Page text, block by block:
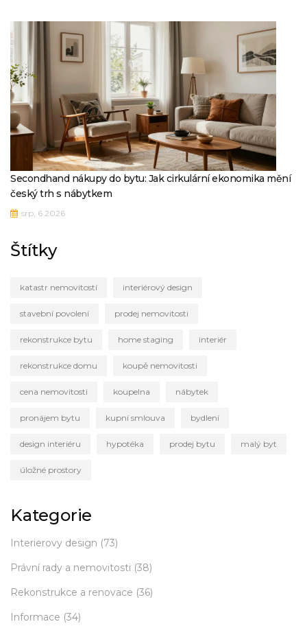
Secondhand nákupy do bytu: Jak cirkulární ekonomika mění
český trh s nábytkem
srp, 6 2026
Štítky
katastr nemovitostí interiérový design
stavební povolení prodej nemovitosti
rekonstrukce bytu home staging interiér
rekonstrukce domu koupě nemovitosti
cena nemovitosti koupelna nábytek
pronájem bytu kupní smlouva bydlení
design interiéru hypotéka prodej bytu malý byt
úložné prostory
Kategorie
Interierovy design (73)
Právní rady a nemovitosti (38)
Rekonstrukce a renovace (36)
Informace (34)